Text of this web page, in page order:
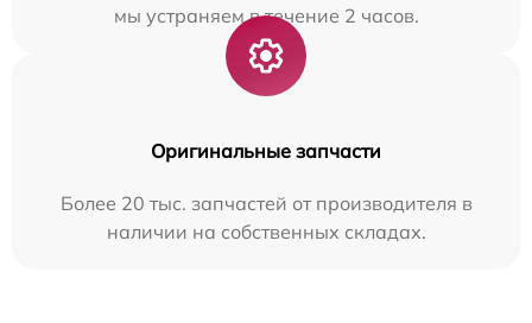
мы устраняем в течение 2 часов.
Оригинальные запчасти
Более 20 тыс. запчастей от производителя в
наличии на собственных складах.